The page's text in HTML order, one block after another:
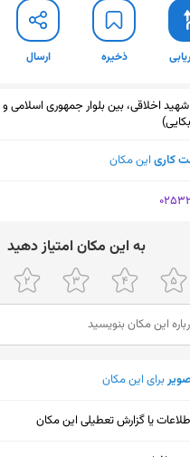
ذخیره ارسال
کاری این مکان
ﺑﻪ اﯾﻦ ﻣﮑﺎن اﻣﺘﯿﺎز دﻫﯿﺪ
برای این مکان
یا گزارش تعطیلی این مکان